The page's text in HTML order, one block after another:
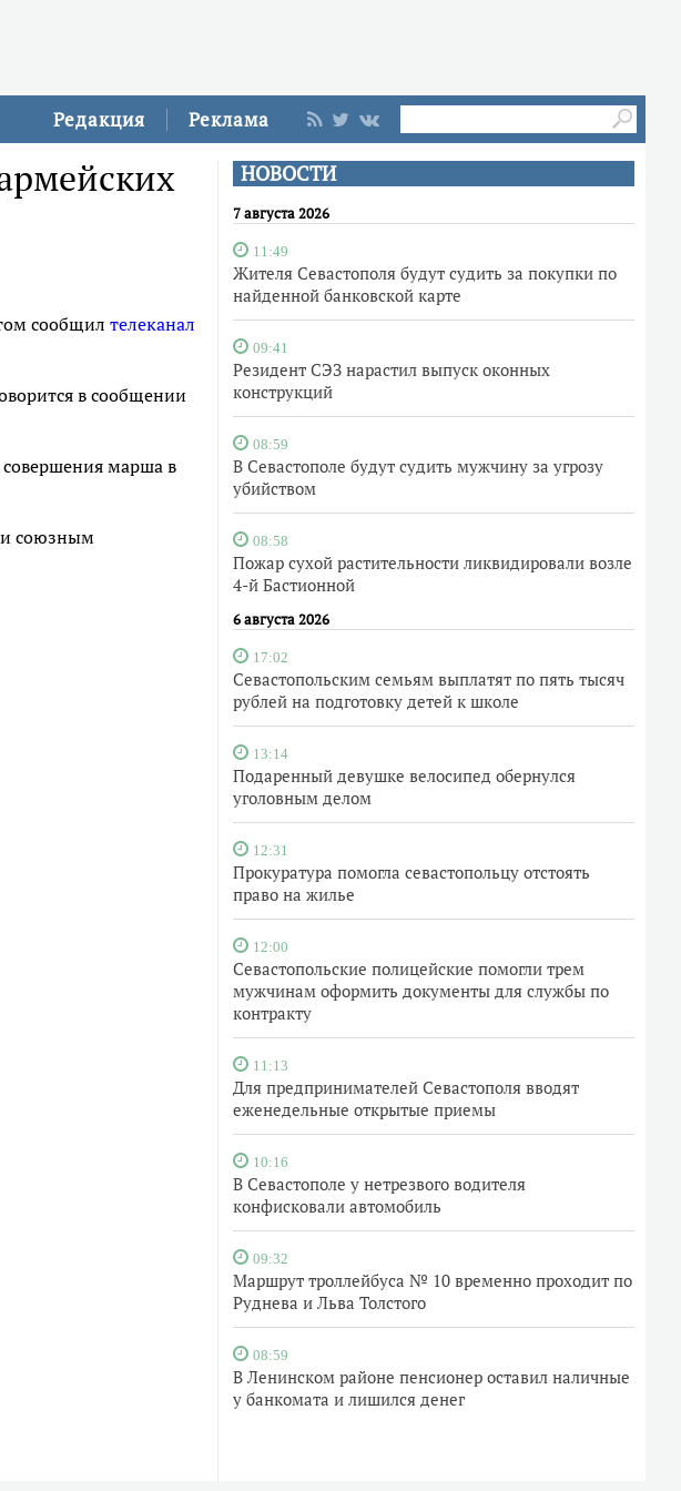
Редакция Реклама
НОВОСТИ
7 августа 2026
11:49
Жителя Севастополя будут судить за покупки по
найденной банковской карте
09:41
Резидент СЭЗ нарастил выпуск оконных
конструкций
08:59
В Севастополе будут судить мужчину за угрозу
убийством
08:58
Пожар сухой растительности ликвидировали возле
4-й Бастионной
6 августа 2026
17:02
Севастопольским семьям выплатят по пять тысяч
рублей на подготовку детей к школе
13:14
Подаренный девушке велосипед обернулся
уголовным делом
12:31
Прокуратура помогла севастопольцу отстоять
право на жилье
12:00
Севастопольские полицейские помогли трем
мужчинам оформить документы для службы по
контракту
11:13
Для предпринимателей Севастополя вводят
еженедельные открытые приемы
10:16
В Севастополе у нетрезвого водителя
конфисковали автомобиль
09:32
Маршрут троллейбуса № 10 временно проходит по
Руднева и Льва Толстого
08:59
В Ленинском районе пенсионер оставил наличные
у банкомата и лишился денег
сообщил телеканал
в сообщении
совершения марша в
и союзным